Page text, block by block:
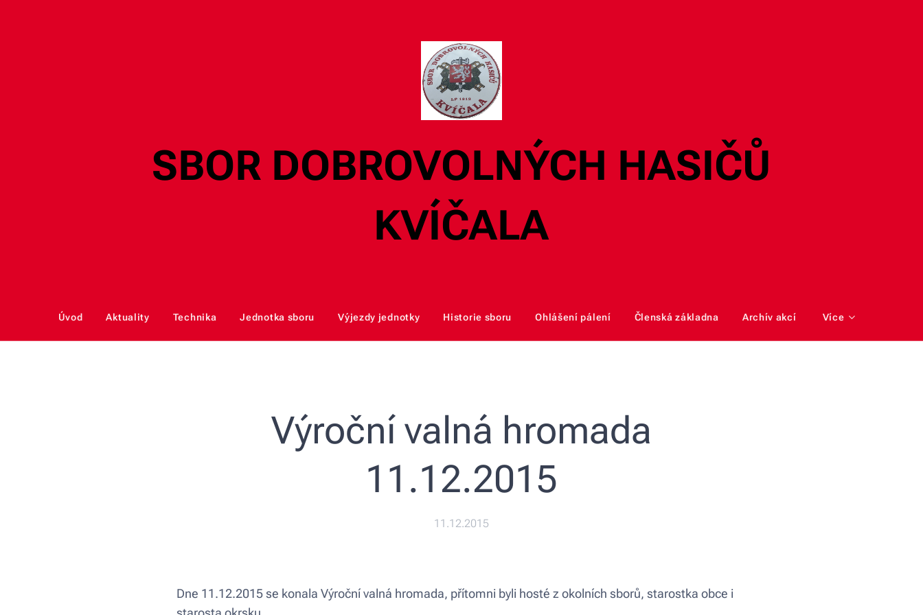
SBOR DOBROVOLNÝCH HASIČŮ
KVÍČALA
Úvod Aktuality Technika Jednotka sboru Výjezdy jednotky Historie sboru Ohlášení pálení Členská základna Archív akcí Více
Výroční valná hromada
11.12.2015
11.12.2015
Dne 11.12.2015 se konala Výroční valná hromada, přítomni byli hosté z okolních sborů, starostka obce i